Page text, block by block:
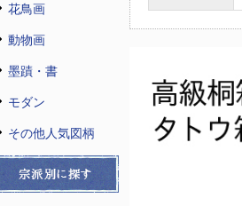
花鳥画
動物画
墨蹟・書
モダン
その他人気図柄